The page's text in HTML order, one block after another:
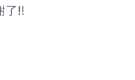
了!!